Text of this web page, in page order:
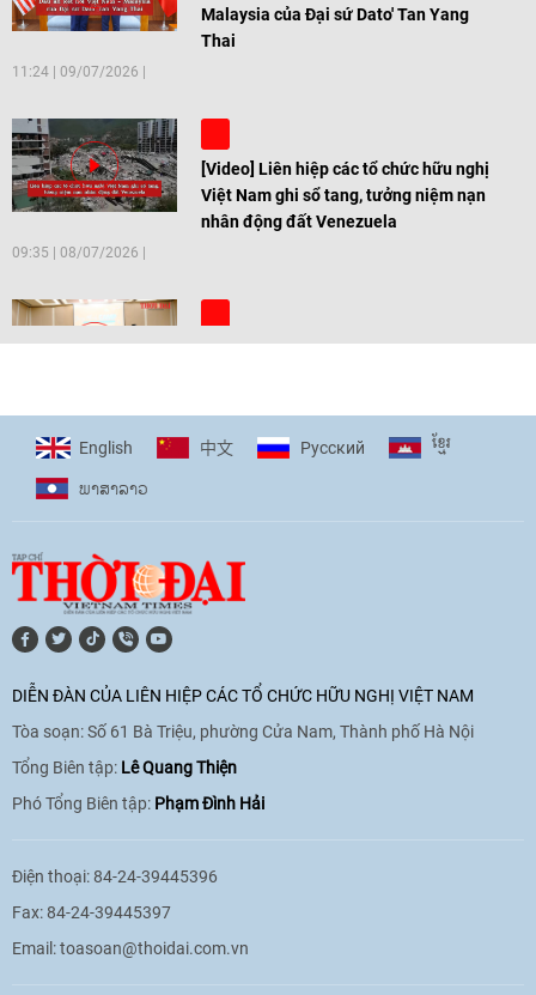
Malaysia của Đại sứ Dato' Tan Yang
Thai
11:24 09/07/2026
[Video] Liên hiệp các tổ chức hữu nghị
Việt Nam ghi sổ tang, tưởng niệm nạn
nhân động đất Venezuela
09:35 08/07/2026
[Video] Trẻ em Đông Á cùng kiến tạo
11:10|17/06/2026
hòa bình, hữu nghị giữa các dân tộc"
cho Đại sứ Hungary tại Việt Nam
17:25| 13/06/2026
English 中文 Pусский ខ្មែរ
ພາ​ສາ​ລາວ
DIỄN ĐÀN CỦA LIÊN HIỆP CÁC TỔ CHỨC HỮU NGHỊ VIỆT NAM
Tòa soạn: Số 61 Bà Triệu, phường Cửa Nam, Thành phố Hà Nội
Tổng Biên tập: Lê Quang Thiện
Phó Tổng Biên tập: Phạm Đình Hải
Điện thoại: 84-24-39445396
Fax: 84-24-39445397
Email:toasoan@thoidai.com.vn